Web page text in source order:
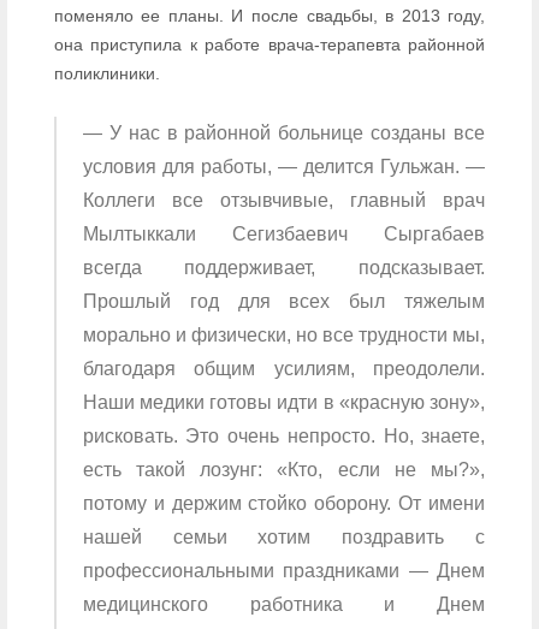
поменяло ее планы. И после свадьбы, в 2013 году,
она приступила к работе врача-терапевта районной
поликлиники.
— У нас в районной больнице созданы все
условия для работы, — делится Гульжан. —
Коллеги все отзывчивые, главный врач
Мылтыккали Сегизбаевич Сыргабаев
всегда поддерживает, подсказывает.
Прошлый год для всех был тяжелым
морально и физически, но все трудности мы,
благодаря общим усилиям, преодолели.
Наши медики готовы идти в «красную зону»,
рисковать. Это очень непросто. Но, знаете,
есть такой лозунг: «Кто, если не мы?»,
потому и держим стойко оборону. От имени
нашей семьи хотим поздравить с
профессиональными праздниками — Днем
медицинского работника и Днем